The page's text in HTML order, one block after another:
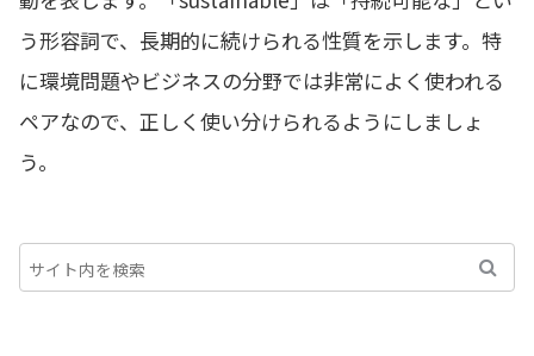
う形容詞で、長期的に続けられる性質を示します。特
に環境問題やビジネスの分野では非常によく使われる
ペアなので、正しく使い分けられるようにしましょ
う。